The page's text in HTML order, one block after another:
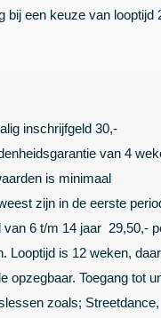
bij een keuze van looptijd
inschrijfgeld 30,-
van 4
is minimaal
zijn in de eerste
van 6 t/m 14 jaar 29,50,-
Looptijd is 12 weken,
opzegbaar. Toegang tot
zoals; Streetdance,